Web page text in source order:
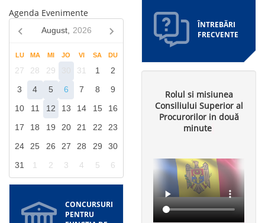
Agenda Evenimente
August, 2026
LU MA MI JO VI SA DU
27 28 29 31 1
2
3
4 5 6 7 8
9
10
11 12 13 14 15
16
17
18 19 20 21 22
23
24
25 26 27 28 29
30
31
1 2 3 4 5 6
CONCURSURI
PENTRU
ÎNTREBĂRI
FRECVENTE
Rolul si misiunea
Consiliului Superior al
Procurorilor in două
minute